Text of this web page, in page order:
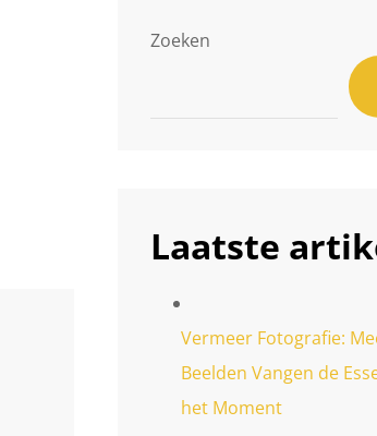
Zoeken
Laatste
Vermeer Fotografie:
Beelden Vangen de
het Moment